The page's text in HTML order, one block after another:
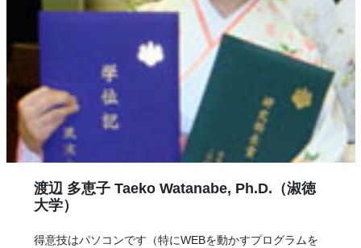
渡辺 多恵子 Taeko Watanabe, Ph.D.（淑徳
大学）
得意技はパソコンです（特にWEBを動かすプログラムを